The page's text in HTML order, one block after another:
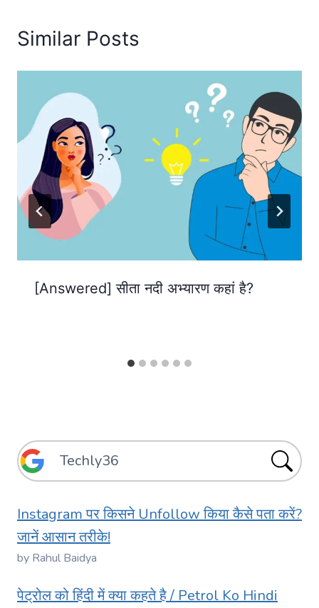
Similar Posts
[Answered] सीता नदी अभ्यारण कहां है?
Instagram पर किसने Unfollow किया कैसे पता करें?
जानें आसान तरीके!
by Rahul Baidya
पेट्रोल को हिंदी में क्या कहते है / Petrol Ko Hindi